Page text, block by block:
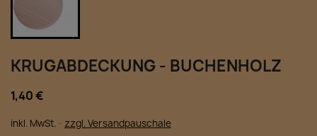
KRUGABDECKUNG - BUCHENHOLZ
1,40 €
inkl. MwSt. zzgl. Versandpauschale